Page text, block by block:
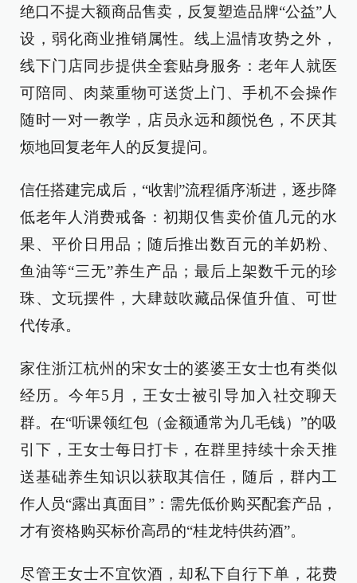
绝口不提大额商品售卖，反复塑造品牌“公益”人
设，弱化商业推销属性。线上温情攻势之外，
线下门店同步提供全套贴身服务：老年人就医
可陪同、肉菜重物可送货上门、手机不会操作
随时一对一教学，店员永远和颜悦色，不厌其
烦地回复老年人的反复提问。
信任搭建完成后，“收割”流程循序渐进，逐步降
低老年人消费戒备：初期仅售卖价值几元的水
果、平价日用品；随后推出数百元的羊奶粉、
鱼油等“三无”养生产品；最后上架数千元的珍
珠、文玩摆件，大肆鼓吹藏品保值升值、可世
代传承。
家住浙江杭州的宋女士的婆婆王女士也有类似
经历。今年5月，王女士被引导加入社交聊天
群。在“听课领红包（金额通常为几毛钱）”的吸
引下，王女士每日打卡，在群里持续十余天推
送基础养生知识以获取其信任，随后，群内工
作人员“露出真面目”：需先低价购买配套产品，
才有资格购买标价高昂的“桂龙特供药酒”。
尽管王女士不宜饮酒，却私下自行下单，花费